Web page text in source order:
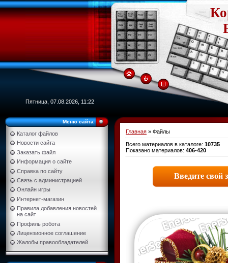
Пятница, 07.08.2026, 11:22
Меню сайта
Каталог файлов
Новости сайта
Заказать файл
Информация о сайте
Справка по сайту
Связь с администрацией
Онлайн игры
Интернет-магазин
Правила добавления новостей
на сайт
Профиль робота
Лицензионное соглашение
Жалобы правообладателей
Главная » Файлы
Всего материалов в каталоге: 10735
Показано материалов: 406-420